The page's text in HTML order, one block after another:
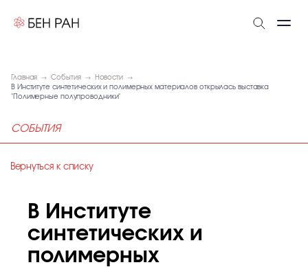
Главная События
Новости
В Институте синтетических и полимерных материалов открылась выставка
"Полимерные полупроводники"
СОБЫТИЯ
Вернуться к списку
В Институте
синтетических и
полимерных